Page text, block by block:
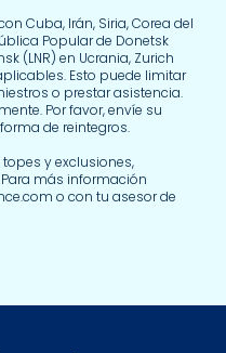
Cuba, Irán, Siria, Corea del
Popular de Donetsk
(LNR) en Ucrania, Zurich
Esto puede limitar
o prestar asistencia.
Por favor, envíe su
de reintegros.
y exclusiones,
más información
o con tu asesor de